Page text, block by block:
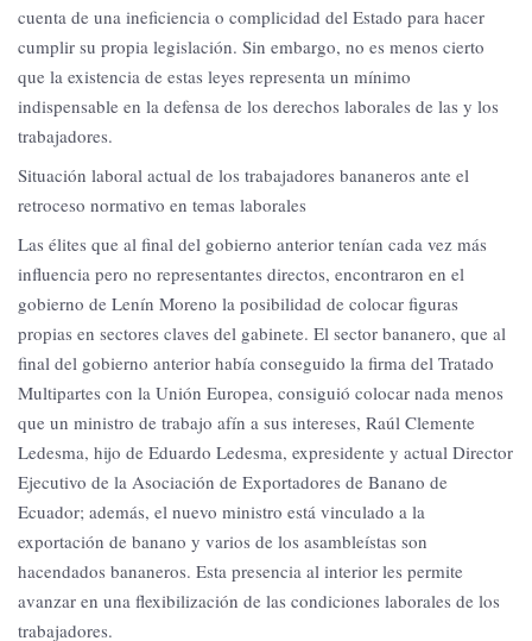
cuenta de una ineficiencia o complicidad del Estado para hacer
cumplir su propia legislación. Sin embargo, no es menos cierto
que la existencia de estas leyes representa un mínimo
indispensable en la defensa de los derechos laborales de las y los
trabajadores.
Situación laboral actual de los trabajadores bananeros ante el
retroceso normativo en temas laborales
Las élites que al final del gobierno anterior tenían cada vez más
influencia pero no representantes directos, encontraron en el
gobierno de Lenín Moreno la posibilidad de colocar figuras
propias en sectores claves del gabinete. El sector bananero, que al
final del gobierno anterior había conseguido la firma del Tratado
Multipartes con la Unión Europea, consiguió colocar nada menos
que un ministro de trabajo afín a sus intereses, Raúl Clemente
Ledesma, hijo de Eduardo Ledesma, expresidente y actual Director
Ejecutivo de la Asociación de Exportadores de Banano de
Ecuador; además, el nuevo ministro está vinculado a la
exportación de banano y varios de los asambleístas son
hacendados bananeros. Esta presencia al interior les permite
avanzar en una flexibilización de las condiciones laborales de los
trabajadores.